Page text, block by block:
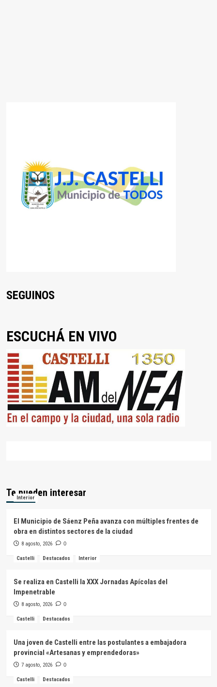
SEGUINOS
ESCUCHÁ EN VIVO
Te pueden interesar
Interior
El Municipio de Sáenz Peña avanza con múltiples frentes de
obra en distintos sectores de la ciudad
8 agosto, 2026 0
Castelli Destacados Interior
Se realiza en Castelli la XXX Jornadas Apícolas del
Impenetrable
8 agosto, 2026 0
Castelli Destacados
Una joven de Castelli entre las postulantes a embajadora
provincial «Artesanas y emprendedoras»
7 agosto, 2026 0
Castelli Destacados